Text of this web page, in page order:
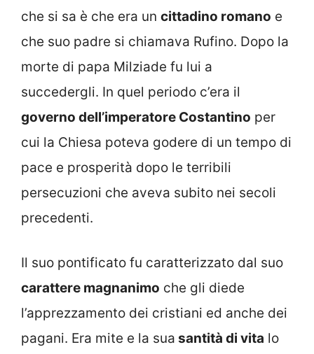
che si sa è che era un cittadino romano e
che suo padre si chiamava Rufino. Dopo la
morte di papa Milziade fu lui a
succedergli. In quel periodo c’era il
governo dell’imperatore Costantino per
cui la Chiesa poteva godere di un tempo di
pace e prosperità dopo le terribili
persecuzioni che aveva subito nei secoli
precedenti.
Il suo pontificato fu caratterizzato dal suo
carattere magnanimo che gli diede
l’apprezzamento dei cristiani ed anche dei
pagani. Era mite e la sua santità di vita lo